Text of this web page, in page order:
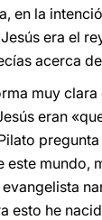
en la
era el
acerca
muy
eran
este
esto he